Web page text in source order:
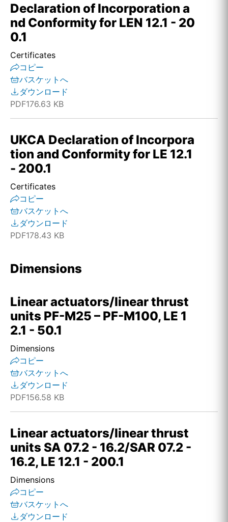
Declaration of Incorporation a
nd Conformity for LEN 12.1 - 20
0.1
Certificates
コピー
バスケットへ
ダウンロード
PDF176.63 KB
UKCA Declaration of Incorpora
tion and Conformity for LE 12.1
- 200.1
Certificates
コピー
バスケットへ
ダウンロード
PDF178.43 KB
Dimensions
Linear actuators/linear thrust
units PF-M25 – PF-M100, LE 1
2.1 - 50.1
Dimensions
コピー
バスケットへ
ダウンロード
PDF156.58 KB
Linear actuators/linear thrust
units SA 07.2 - 16.2/SAR 07.2 -
16.2, LE 12.1 - 200.1
Dimensions
コピー
バスケットへ
ダウンロード